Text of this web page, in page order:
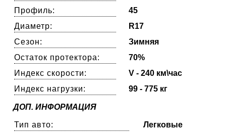
Профиль:
45
Диаметр:
R17
Сезон:
Зимняя
Остаток протектора:
70%
Индекс скорости:
V - 240 км\час
Индекс нагрузки:
99 - 775 кг
ДОП. ИНФОРМАЦИЯ
Тип авто:
Легковые